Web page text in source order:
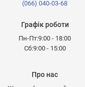
(066) 040-03-68
Графік роботи
Пн-Пт:9:00 - 18:00
Сб:9:00 - 15:00
Про нас